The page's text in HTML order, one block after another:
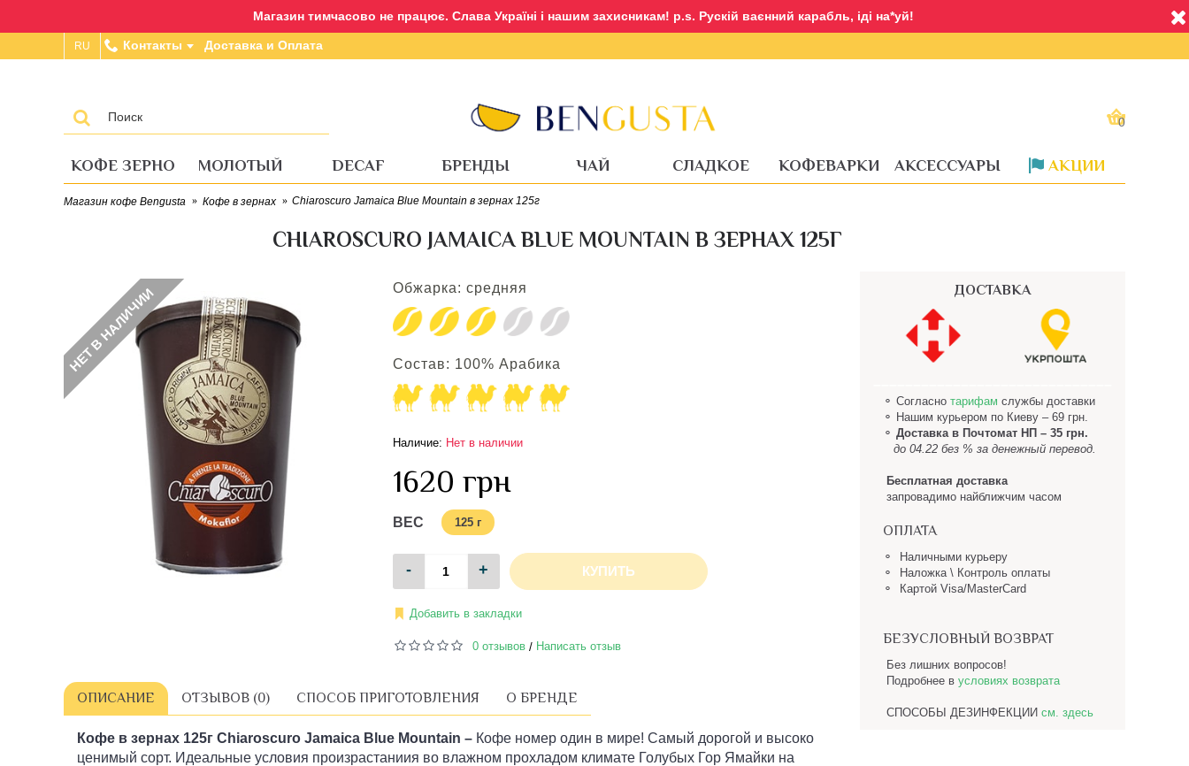
Магазин тимчасово не працює. Слава Україні і нашим захисникам! p.s. Рускій ваєнний карабль, іді на*уй!
RU Контакты
Доставка и Оплата
0
КОФЕ ЗЕРНО МОЛОТЫЙ DECAF БРЕНДЫ ЧАЙ СЛАДКОЕ КОФЕВАРКИ АКСЕССУАРЫ АКЦИИ
Магазин кофе Bengusta Кофе в зернах Chiaroscuro Jamaica Blue Mountain в зернах 125г
ДОСТАВКА
⚬ Согласно тарифам службы доставки
⚬ Нашим курьером по Киеву – 69 грн.
⚬ Доставка в Почтомат НП – 35 грн.
до 04.22 без % за денежный перевод.
Бесплатная доставка
запровадимо найближчим часом
ОПЛАТА
⚬ Наличными курьеру
⚬ Наложка \ Контроль оплаты
⚬ Картой Visa/MasterCard
БЕЗУСЛОВНЫЙ ВОЗВРАТ
Без лишних вопросов!
Подробнее в условиях возврата
СПОСОБЫ ДЕЗИНФЕКЦИИ см. здесь
CHIAROSCURO JAMAICA BLUE MOUNTAIN В ЗЕРНАХ 125Г
НЕТ В НАЛИЧИИ Обжарка: средняя
Состав: 100% Арабика
Наличие: Нет в наличии
1620 грн
ВЕС 125 г
- + КУПИТЬ
Добавить в закладки
0 отзывов / Написать отзыв
ОПИСАНИЕ ОТЗЫВОВ (0) СПОСОБ ПРИГОТОВЛЕНИЯ О БРЕНДЕ
Кофе в зернах 125г Chiaroscuro Jamaica Blue Mountain – Кофе номер один в мире! Самый дорогой и высоко
ценимый сорт. Идеальные условия произрастаниия во влажном прохладом климате Голубых Гор Ямайки на